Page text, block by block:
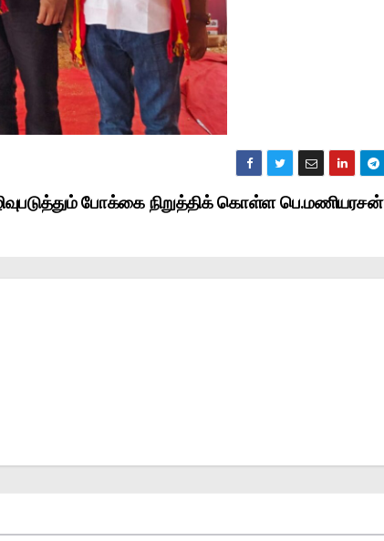
போக்கை நிறுத்திக் கொள்ள பெ.மணியரசன்